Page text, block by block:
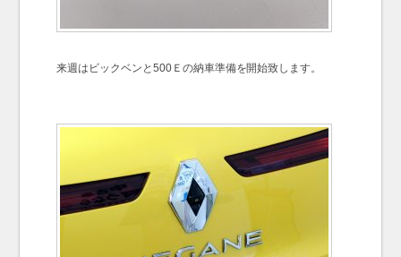
来週はビックベンと500Ｅの納車準備を開始致します。